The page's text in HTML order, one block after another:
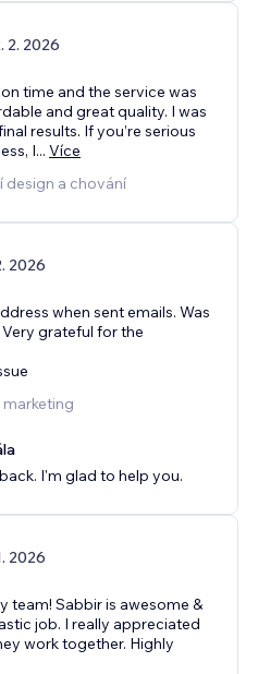
2. 2026
time and the service was
and great quality. I was
results. If you’re serious
I... Více
design a chování
2026
when sent emails. Was
grateful for the
marketing
I'm glad to help you.
2026
team! Sabbir is awesome &
job. I really appreciated
work together. Highly